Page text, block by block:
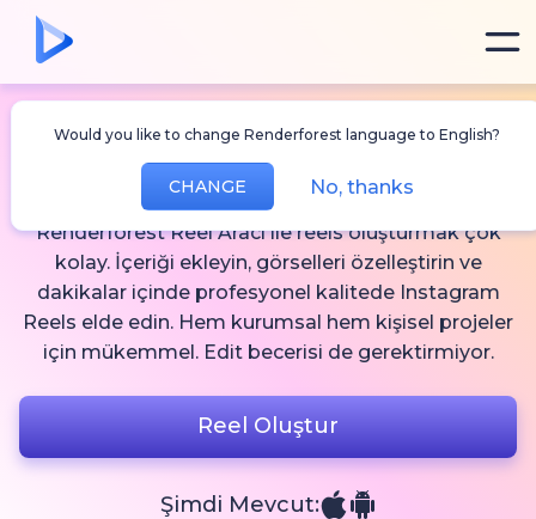
Would you like to change Renderforest language to English?
CHANGE No, thanks
Reel Aracı
Renderforest Reel Aracı ile reels oluşturmak çok
kolay. İçeriği ekleyin, görselleri özelleştirin ve
dakikalar içinde profesyonel kalitede Instagram
Reels elde edin. Hem kurumsal hem kişisel projeler
için mükemmel. Edit becerisi de gerektirmiyor.
Reel Oluştur
Şimdi Mevcut: